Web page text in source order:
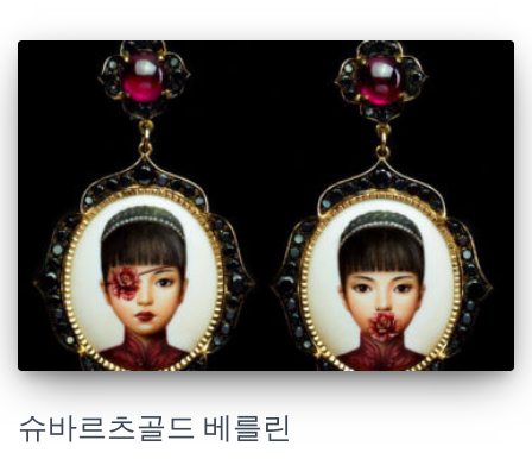
슈바르츠골드 베를린